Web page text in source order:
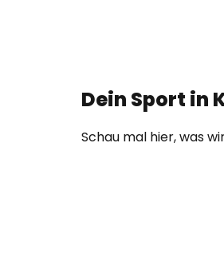
Dein Sport in
Schau mal hier, was